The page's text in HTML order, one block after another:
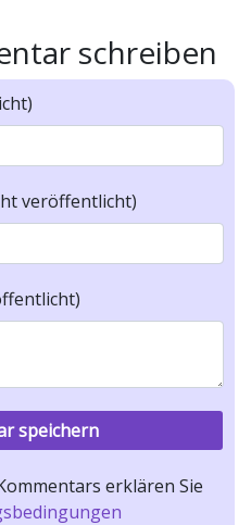
schreiben
veröffentlicht)
erklären Sie